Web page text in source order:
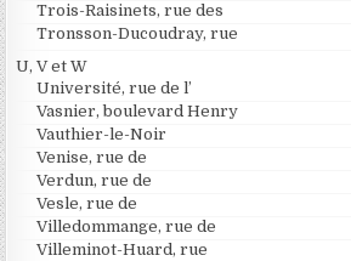
Trois-Raisinets, rue des
Tronsson-Ducoudray, rue
U, V et W
Université, rue de l’
Vasnier, boulevard Henry
Vauthier-le-Noir
Venise, rue de
Verdun, rue de
Vesle, rue de
Villedommange, rue de
Villeminot-Huard, rue